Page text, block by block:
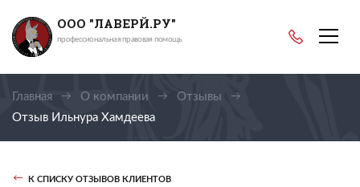
ООО "ЛАВЕРЙ.РУ"
профессиональная правовая помощь
Главная О компании
Отзывы
Отзыв Ильнура Хамдеева
К СПИСКУ ОТЗЫВОВ КЛИЕНТОВ